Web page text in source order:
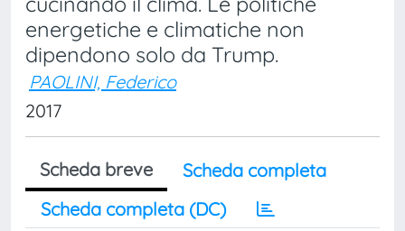
energetiche e climatiche non
dipendono solo da Trump.
PAOLINI, Federico
2017
Scheda breve
Scheda completa
Scheda completa (DC)